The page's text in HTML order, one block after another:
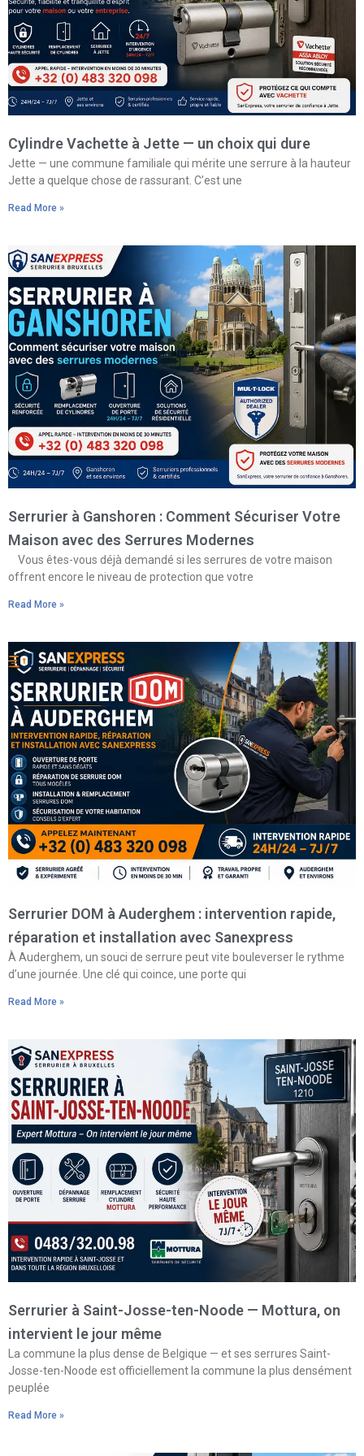
Cylindre Vachette à Jette — un choix qui dure
Jette — une commune familiale qui mérite une serrure à la hauteur
Jette a quelque chose de rassurant. C’est une
Read More »
Serrurier à Ganshoren : Comment Sécuriser Votre
Maison avec des Serrures Modernes
Vous êtes-vous déjà demandé si les serrures de votre maison
offrent encore le niveau de protection que votre
Read More »
Serrurier DOM à Auderghem : intervention rapide,
réparation et installation avec Sanexpress
À Auderghem, un souci de serrure peut vite bouleverser le rythme
d’une journée. Une clé qui coince, une porte qui
Read More »
Serrurier à Saint-Josse-ten-Noode — Mottura, on
intervient le jour même
La commune la plus dense de Belgique — et ses serrures Saint-
Josse-ten-Noode est officiellement la commune la plus densément
peuplée
Read More »